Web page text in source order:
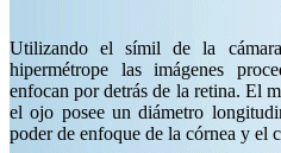
Utilizando el símil de la
hipermétrope las imágenes
enfocan por detrás de la retina. El
el ojo posee un diámetro
poder de enfoque de la córnea y el